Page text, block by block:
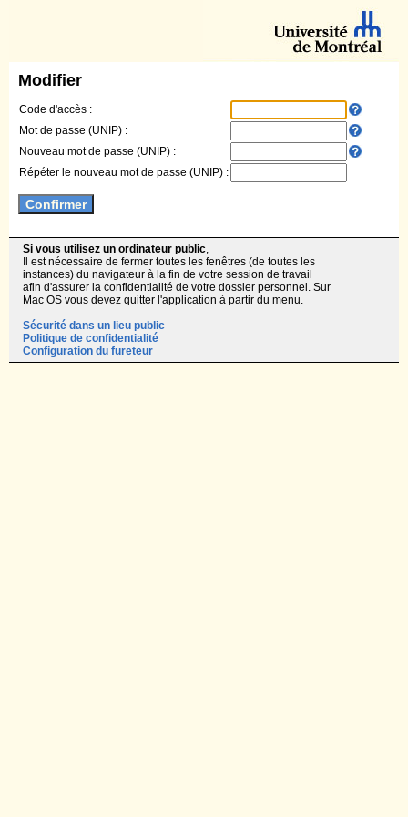
Modifier
Code d'accès :
Mot de passe (UNIP) :
Nouveau mot de passe (UNIP) :
Répéter le nouveau mot de passe (UNIP) :
Si vous utilisez un ordinateur public,
Il est nécessaire de fermer toutes les fenêtres (de toutes les
instances) du navigateur à la fin de votre session de travail
afin d'assurer la confidentialité de votre dossier personnel. Sur
Mac OS vous devez quitter l'application à partir du menu.
Sécurité dans un lieu public
Politique de confidentialité
Configuration du fureteur